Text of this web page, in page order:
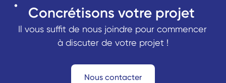
Concrétisons votre projet
Il vous suffit de nous joindre pour commencer
à discuter de votre projet !
Nous contacter